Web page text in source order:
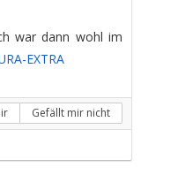
war dann wohl im
EXTRA
Gefällt mir nicht